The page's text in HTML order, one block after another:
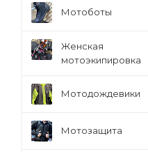
Мотоботы
Женская
мотоэкипировка
Мотодождевики
Мотозащита